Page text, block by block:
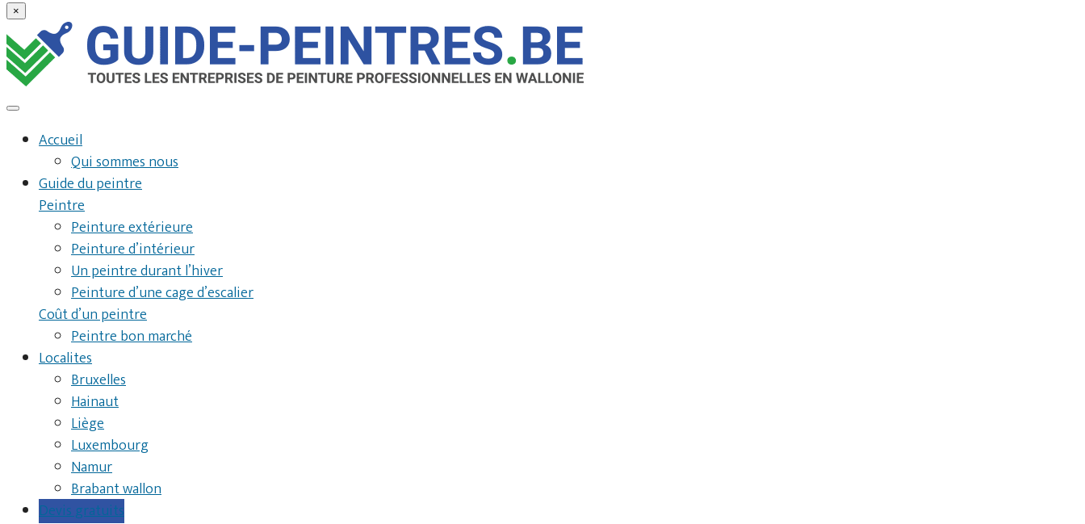
×
Accueil
Qui sommes nous
Guide du peintre
Peintre
Peinture extérieure
Peinture d’intérieur
Un peintre durant l’hiver
Peinture d’une cage d’escalier
Coût d’un peintre
Peintre bon marché
Localites
Bruxelles
Hainaut
Liège
Luxembourg
Namur
Brabant wallon
Devis gratuits